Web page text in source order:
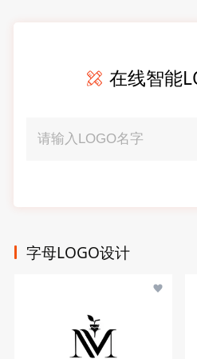
在线智能
字母LOGO设计